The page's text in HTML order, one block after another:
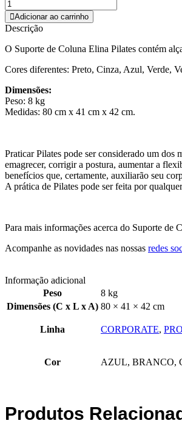
Adicionar ao carrinho
Descrição
O Suporte de Coluna Elina Pilates contém
Cores diferentes: Preto, Cinza, Azul, Verde,
Dimensões:
Peso: 8 kg
Medidas: 80 cm x 41 cm x 42 cm.
Praticar Pilates pode ser considerado um dos
emagrecer, corrigir a postura, aumentar a
benefícios que, certamente, auxiliarão seu
A prática de Pilates pode ser feita por
Para mais informações acerca do Suporte de
Acompanhe as novidades nas nossas redes
Informação adicional
Peso
8 kg
Dimensões (C x L x A) 80 × 41 × 42 cm
Linha CORPORATE,
Cor AZUL, BRANCO,
Produtos